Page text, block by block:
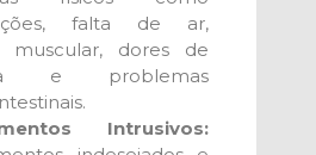
falta de ar,
muscular, dores de
e problemas
Intrusivos: